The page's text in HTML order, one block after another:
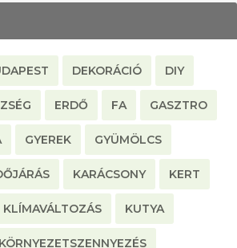
DEKORÁCIÓ DIY
ERDŐ FA GASZTRO
GYEREK GYÜMÖLCS
KARÁCSONY KERT
KLÍMAVÁLTOZÁS KUTYA
KÖRNYEZETSZENNYEZÉS